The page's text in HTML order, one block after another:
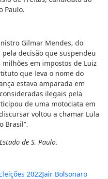
Paulo.
Gilmar Mendes, do
pela decisão que suspendeu
em impostos de Luiz
que leva o nome do
estava amparada em
ilegais pela
de uma motociata em
voltou a chamar Lula
Brasil”.
de S. Paulo.
2022Jair Bolsonaro